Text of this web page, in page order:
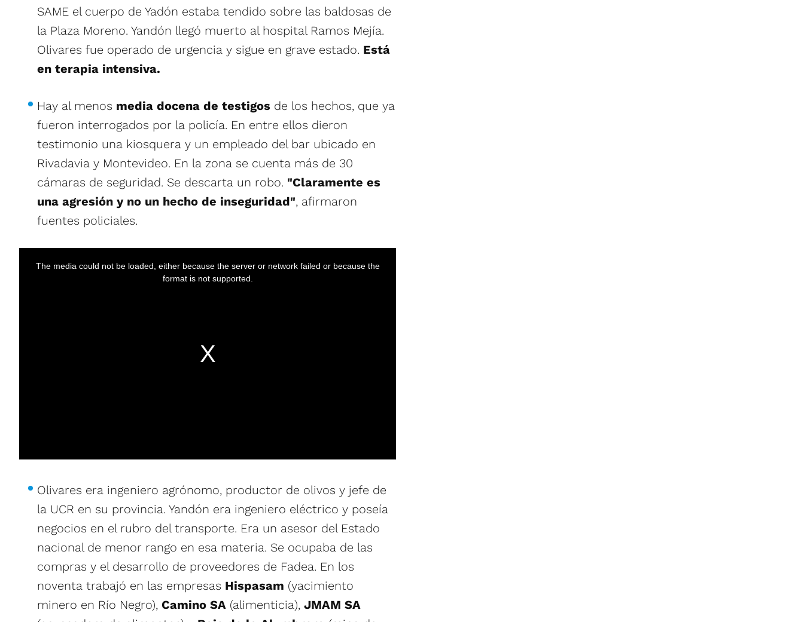
SAME el cuerpo de Yadón estaba tendido sobre las baldosas de
la Plaza Moreno. Yandón llegó muerto al hospital Ramos Mejía.
Olivares fue operado de urgencia y sigue en grave estado. Está
en terapia intensiva.
Hay al menos media docena de testigos de los hechos, que ya
fueron interrogados por la policía. En entre ellos dieron
testimonio una kiosquera y un empleado del bar ubicado en
Rivadavia y Montevideo. En la zona se cuenta más de 30
cámaras de seguridad. Se descarta un robo. "Claramente es
una agresión y no un hecho de inseguridad", afirmaron
fuentes policiales.
Olivares era ingeniero agrónomo, productor de olivos y jefe de
la UCR en su provincia. Yandón era ingeniero eléctrico y poseía
negocios en el rubro del transporte. Era un asesor del Estado
nacional de menor rango en esa materia. Se ocupaba de las
compras y el desarrollo de proveedores de Fadea. En los
noventa trabajó en las empresas Hispasam (yacimiento
minero en Río Negro), Camino SA (alimenticia), JMAM SA